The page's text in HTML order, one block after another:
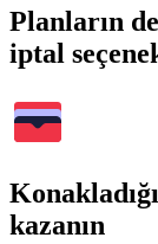
Planların
iptal
kazanın